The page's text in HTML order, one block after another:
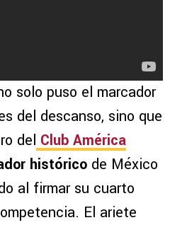
solo puso el marcador
del descanso, sino que
del Club América
histórico de México
al firmar su cuarto
El ariete